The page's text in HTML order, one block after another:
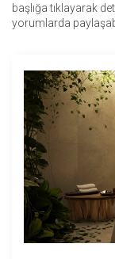
başlığa tıklayarak
yorumlarda